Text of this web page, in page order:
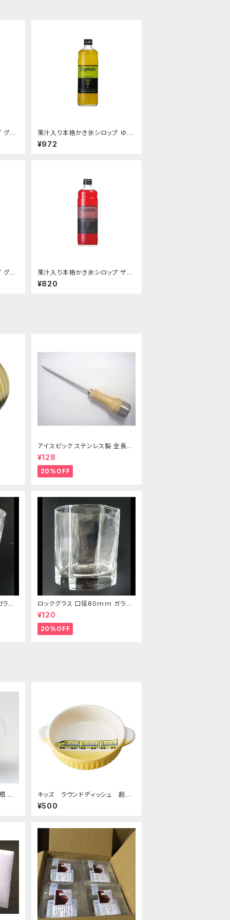
グァ
果汁入り本格かき氷シロップ ゆず
柚子 600ｍｌビン
¥972
グレ
果汁入り本格かき氷シロップ ザク
ロ 600ｍｌビン
¥820
アイスピック ステンレス製 全長21
5ｍｍ
¥128
20%OFF
ス
ロックグラス 口径80ｍｍ ガラス
製 220cc
¥120
20%OFF
コ
キッズ ラウンドディッシュ 超特
急イエロー
¥500